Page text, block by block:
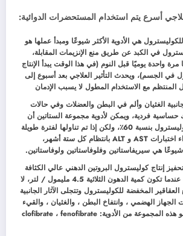
أسرع يتم استخدام المستحضرات الدوائية:
هي الأدوية الأكثر شيوعًا ومبدأ عملها هو
في الكبد عن طريق منع الإنزيمات المقابلة،
مرة واحدة يوميًا قبل النوم (في هذا الوقت يبدأ الإنتاج
في الجسم)، ويحدث التأثير العلاجي بعد أسبوع إلى
المنتظم مع الاستخدام المطول لا يسبب الإدمان
الغثيان وألم في البطن والعضلات وفي حالات
حساسية فردية، ويمكن لأدوية مجموعة الستاتين أن
تقلل مستويات الكوليسترول بنسبة 60٪، ولكن إذا تم تناولها لفترة طويلة
فمن الضروري إجراء اختبارات AST و ALT بانتظام كل ستة أشهر،
شيوعًا هي سيريفاستاتين وفلوفاستاتين ولوفاستاتين.
إنتاج كوليسترول البروتين الدهني عالي الكثافة
ويوصى باستخدامها عندما تكون كمية الدهون الثلاثية 4.5 مليمول / لتر، لا
المخفضة للكوليسترول وتتجلى الآثار الجانبية
الهضمي ، وانتفاخ البطن ، والغثيان ، والقيء
، وآلام البطن، ممثلو هذه المجموعة من الأدوية: clofibrate ، fenofibrate